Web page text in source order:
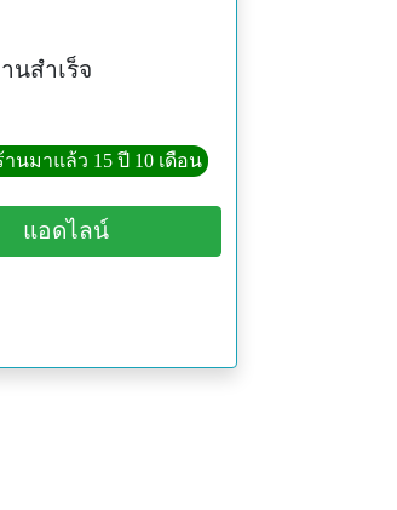
กมีกลิ่นเหม็นคล้าย
งภาคเหนือ ภาค
าคใต้ ของไทย ที่
เมตร ในต่างประเทศ
ฉียงใต้, ฟิลิปปินส์
อนเหนือ ปัจจุบันเป็น
กพกติดตัวจะ
สำเร็จ
านมาแล้ว 15 ปี 10 เดือน
แอดไลน์